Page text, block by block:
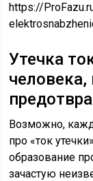
https://
Утечка
человека,
Возможно,
про «ток
образование
зачастую